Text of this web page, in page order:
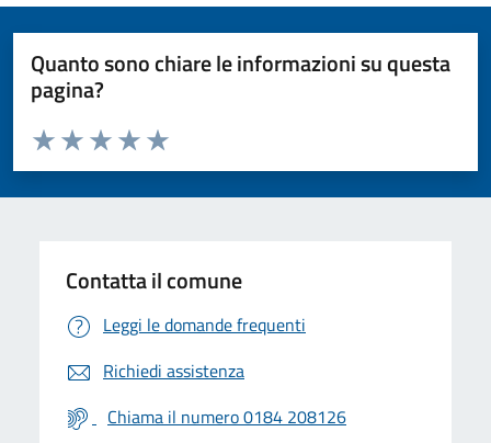
Quanto sono chiare le informazioni su questa
pagina?
Valuta da 1 a 5 stelle la pagina
Valuta 5 stelle su 5
Valuta 4 stelle su 5
Valuta 3 stelle su 5
Valuta 2 stelle su 5
Valuta 1 stelle su 5
Contatta il comune
Leggi le domande frequenti
Richiedi assistenza
Chiama il numero 0184 208126